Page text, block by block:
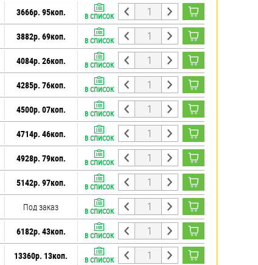
3666р. 95коп. В СПИСОК
3882р. 69коп. В СПИСОК
4084р. 26коп. В СПИСОК
4285р. 76коп. В СПИСОК
4500р. 07коп. В СПИСОК
4714р. 46коп. В СПИСОК
4928р. 79коп. В СПИСОК
5142р. 97коп. В СПИСОК
Под заказ В СПИСОК
6182р. 43коп. В СПИСОК
13360р. 13коп. В СПИСОК